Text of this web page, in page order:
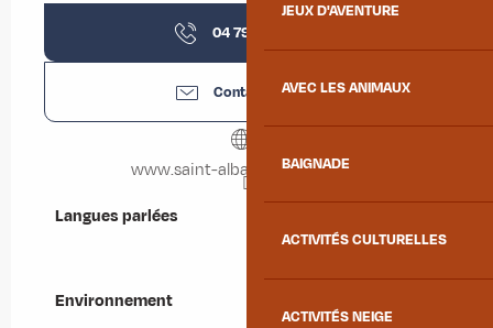
JEUX D'AVENTURE
AVEC LES ANIMAUX
BAIGNADE
ACTIVITÉS CULTURELLES
ACTIVITÉS NEIGE
04 79 59 44
Contactez-nous
www.saint-alban-des-villards.fr
Langues parlées
Langues parlées
Environnement
Environnement